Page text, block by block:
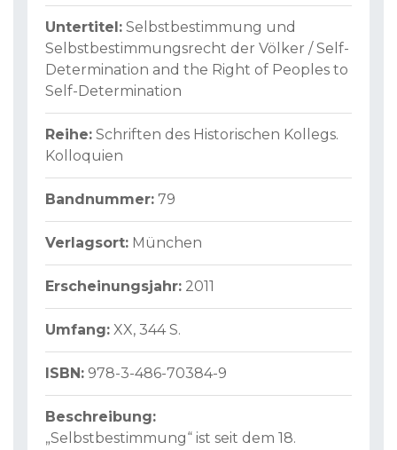
Untertitel: Selbstbestimmung und
Selbstbestimmungsrecht der Völker / Self-
Determination and the Right of Peoples to
Self-Determination
Reihe: Schriften des Historischen Kollegs.
Kolloquien
Bandnummer: 79
Verlagsort: München
Erscheinungsjahr: 2011
Umfang: XX, 344 S.
ISBN: 978-3-486-70384-9
Beschreibung:
„Selbstbestimmung“ ist seit dem 18.